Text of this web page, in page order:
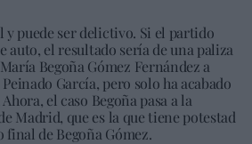
y puede ser delictivo. Si el partido
auto, el resultado sería de una paliza
Begoña Gómez Fernández a
García, pero solo ha acabado
el caso Begoña pasa a la
Madrid, que es la que tiene potestad
de Begoña Gómez.